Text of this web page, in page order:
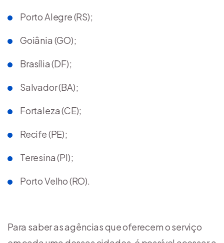
Porto Alegre (RS);
Goiânia (GO);
Brasília (DF);
Salvador (BA);
Fortaleza (CE);
Recife (PE);
Teresina (PI);
Porto Velho (RO).
Para saber as agências que oferecem o serviço